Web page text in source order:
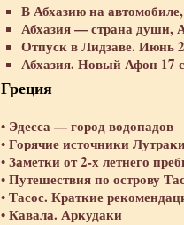
В Абхазию на
Абхазия — страна души,
Отпуск в Лидзаве. Июнь
Абхазия. Новый Афон 17
Греция
• Эдесса — город водопадов
• Горячие источники
• Заметки от 2-х летнего
• Путешествия по острову
• Тасос. Краткие
•Кавала. Аркудаки